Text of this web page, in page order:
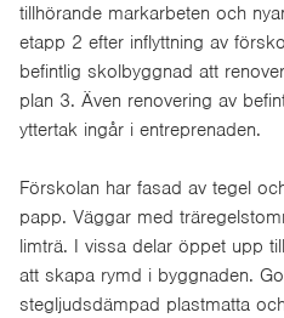
tillhörande markarbeten och
etapp 2 efter inflyttning av
befintlig skolbyggnad att
plan 3. Även renovering av
yttertak ingår i entreprenaden.
Förskolan har fasad av tegel
papp. Väggar med
limträ. I vissa delar öppet upp
att skapa rymd i byggnaden.
stegljudsdämpad plastmatta